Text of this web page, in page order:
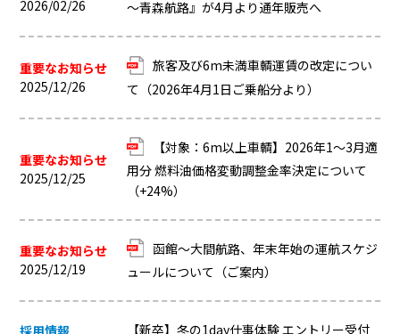
2026/02/26
～青森航路』が4月より通年販売へ
重要なお知らせ
2025/12/26
旅客及び6m未満車輌運賃の改定につい
て（2026年4月1日ご乗船分より）
重要なお知らせ
2025/12/25
【対象：6m以上車輌】2026年1～3月適
用分 燃料油価格変動調整金率決定について
（+24%）
重要なお知らせ
2025/12/19
函館～大間航路、年末年始の運航スケジ
ュールについて（ご案内）
採用情報
【新卒】冬の1day仕事体験 エントリー受付